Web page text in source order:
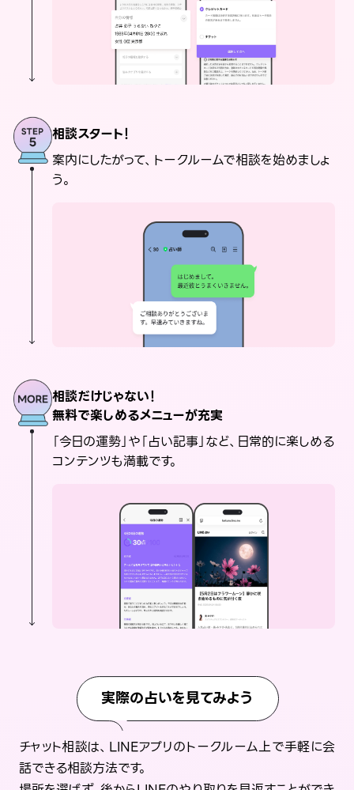
相談スタート！
案内にしたがって、トークルームで相談を始めましょ
う。
相談だけじゃない！
無料で楽しめるメニューが充実
「今日の運勢」や「占い記事」など、日常的に楽しめる
コンテンツも満載です。
実際の占いを見てみよう
チャット相談は、LINEアプリのトークルーム上で手軽に会
話できる相談方法です。